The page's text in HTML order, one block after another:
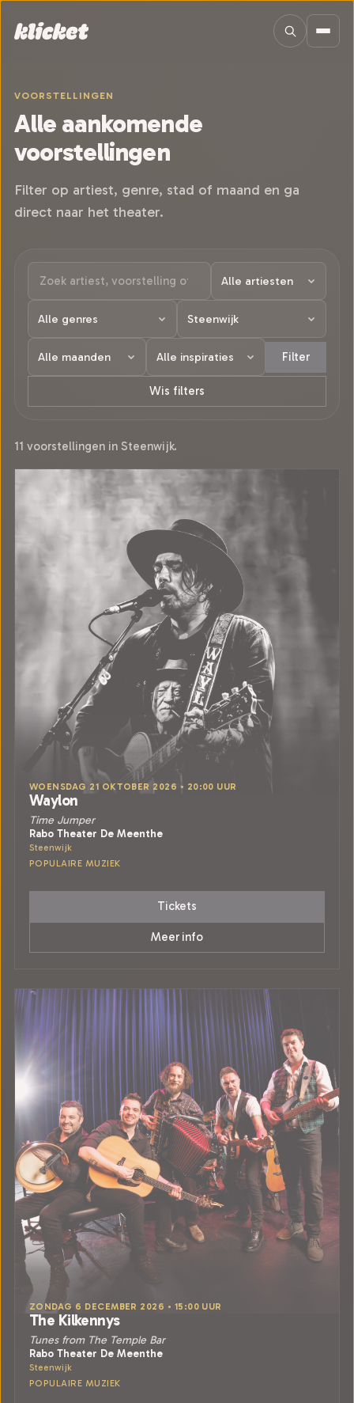
VOORSTELLINGEN
Alle aankomende
voorstellingen
Filter op artiest, genre, stad of maand en ga
direct naar het theater.
Filter
Wis filters
11 voorstellingen in Steenwijk.
WOENSDAG 21 OKTOBER 2026 • 20:00 UUR
Waylon
Time Jumper
Rabo Theater De Meenthe
Steenwijk
POPULAIRE MUZIEK
Tickets
Meer info
ZONDAG 6 DECEMBER 2026 • 15:00 UUR
The Kilkennys
Tunes from The Temple Bar
Rabo Theater De Meenthe
Steenwijk
POPULAIRE MUZIEK